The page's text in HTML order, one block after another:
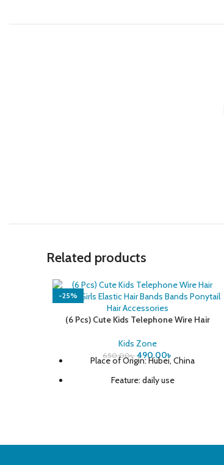
Related products
-25%
(6 Pcs) Cute Kids Telephone Wire Hair
Ponytail Hair Accessories
Kids Zone
650.00৳ 490.00৳
Place of Origin: Hubei, China
Feature: daily use